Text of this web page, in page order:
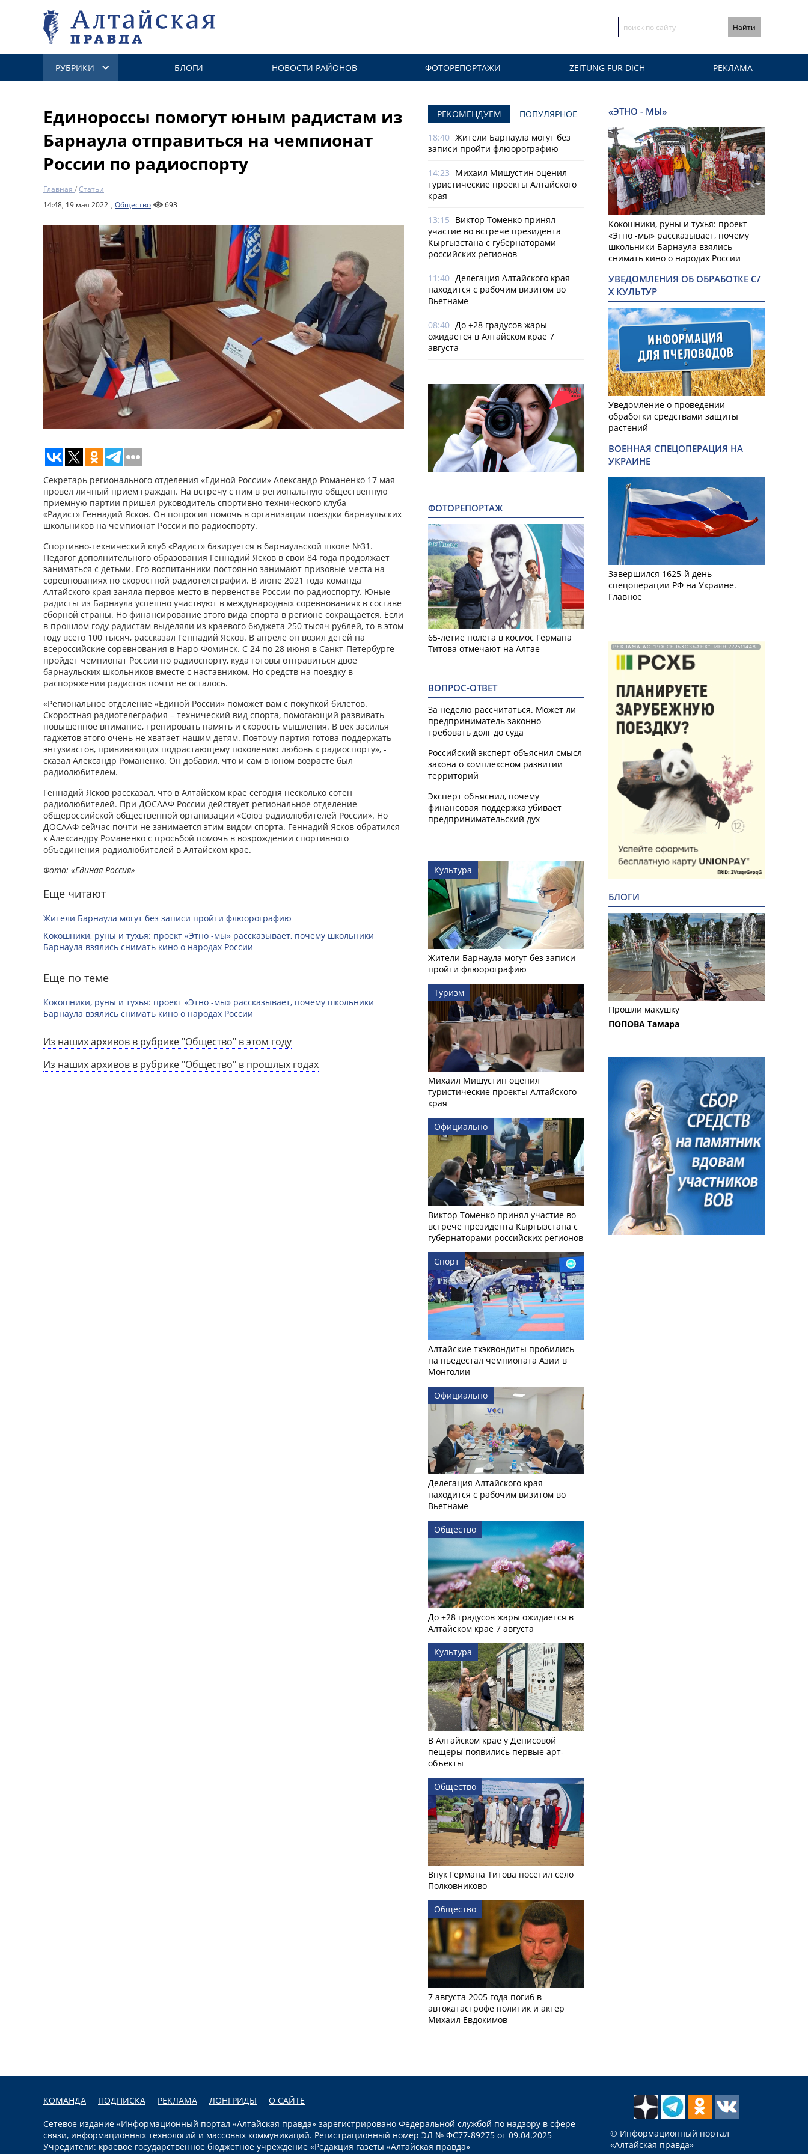
РУБРИКИ БЛОГИ НОВОСТИ РАЙОНОВ ФОТОРЕПОРТАЖИ ZEITUNG FÜR DICH РЕКЛАМА
Единороссы помогут юным радистам из
Барнаула отправиться на чемпионат
России по радиоспорту
Главная /Статьи
14:48, 19 мая 2022г, Общество 693
Секретарь регионального отделения «Единой России» Александр Романенко 17 мая
провел личный прием граждан. На встречу с ним в региональную общественную
приемную партии пришел руководитель спортивно-технического клуба
«Радист» Геннадий Ясков. Он попросил помочь в организации поездки барнаульских
школьников на чемпионат России по радиоспорту.
Спортивно-технический клуб «Радист» базируется в барнаульской школе №31.
Педагог дополнительного образования Геннадий Ясков в свои 84 года продолжает
заниматься с детьми. Его воспитанники постоянно занимают призовые места на
соревнованиях по скоростной радиотелеграфии. В июне 2021 года команда
Алтайского края заняла первое место в первенстве России по радиоспорту. Юные
радисты из Барнаула успешно участвуют в международных соревнованиях в составе
сборной страны. Но финансирование этого вида спорта в регионе сокращается. Если
в прошлом году радистам выделяли из краевого бюджета 250 тысяч рублей, то в этом
году всего 100 тысяч, рассказал Геннадий Ясков. В апреле он возил детей на
всероссийские соревнования в Наро-Фоминск. С 24 по 28 июня в Санкт-Петербурге
пройдет чемпионат России по радиоспорту, куда готовы отправиться двое
барнаульских школьников вместе с наставником. Но средств на поездку в
распоряжении радистов почти не осталось.
«Региональное отделение «Единой России» поможет вам с покупкой билетов.
Скоростная радиотелеграфия – технический вид спорта, помогающий развивать
повышенное внимание, тренировать память и скорость мышления. В век засилья
гаджетов этого очень не хватает нашим детям. Поэтому партия готова поддержать
энтузиастов, прививающих подрастающему поколению любовь к радиоспорту», -
сказал Александр Романенко. Он добавил, что и сам в юном возрасте был
радиолюбителем.
Геннадий Ясков рассказал, что в Алтайском крае сегодня несколько сотен
радиолюбителей. При ДОСААФ России действует региональное отделение
общероссийской общественной организации «Союз радиолюбителей России». Но
ДОСААФ сейчас почти не занимается этим видом спорта. Геннадий Ясков обратился
к Александру Романенко с просьбой помочь в возрождении спортивного
объединения радиолюбителей в Алтайском крае.
Фото: «Единая Россия»
Еще читают
Жители Барнаула могут без записи пройти флюорографию
Кокошники, руны и тухья: проект «Этно -мы» рассказывает, почему школьники
Барнаула взялись снимать кино о народах России
Еще по теме
Кокошники, руны и тухья: проект «Этно -мы» рассказывает, почему школьники
Барнаула взялись снимать кино о народах России
Из наших архивов в рубрике "Общество" в этом году
Из наших архивов в рубрике "Общество" в прошлых годах
РЕКОМЕНДУЕМ ПОПУЛЯРНОЕ
18:40 Жители Барнаула могут без
записи пройти флюорографию
14:23 Михаил Мишустин оценил
туристические проекты Алтайского
края
13:15 Виктор Томенко принял
участие во встрече президента
Кыргызстана с губернаторами
российских регионов
11:40 Делегация Алтайского края
находится с рабочим визитом во
Вьетнаме
08:40 До +28 градусов жары
ожидается в Алтайском крае 7
августа
ФОТОРЕПОРТАЖ
65-летие полета в космос Германа
Титова отмечают на Алтае
ВОПРОС-ОТВЕТ
За неделю рассчитаться. Может ли
предприниматель законно
требовать долг до суда
Российский эксперт объяснил смысл
закона о комплексном развитии
территорий
Эксперт объяснил, почему
финансовая поддержка убивает
предпринимательский дух
Культура
Жители Барнаула могут без записи
пройти флюорографию
Туризм
Михаил Мишустин оценил
туристические проекты Алтайского
края
Официально
Виктор Томенко принял участие во
встрече президента Кыргызстана с
губернаторами российских регионов
Спорт
Алтайские тхэквондиты пробились
на пьедестал чемпионата Азии в
Монголии
Официально
Делегация Алтайского края
находится с рабочим визитом во
Вьетнаме
Общество
До +28 градусов жары ожидается в
Алтайском крае 7 августа
Культура
В Алтайском крае у Денисовой
пещеры появились первые арт-
объекты
Общество
Внук Германа Титова посетил село
Полковниково
Общество
7 августа 2005 года погиб в
автокатастрофе политик и актер
Михаил Евдокимов
«ЭТНО - МЫ»
Кокошники, руны и тухья: проект
«Этно -мы» рассказывает, почему
школьники Барнаула взялись
снимать кино о народах России
УВЕДОМЛЕНИЯ ОБ ОБРАБОТКЕ С/
Х КУЛЬТУР
Уведомление о проведении
обработки средствами защиты
растений
ВОЕННАЯ СПЕЦОПЕРАЦИЯ НА
УКРАИНЕ
Завершился 1625-й день
спецоперации РФ на Украине.
Главное
РЕКЛАМА АО "РОССЕЛЬХОЗБАНК". ИНН 772511448.
БЛОГИ
Прошли макушку
ПОПОВА Тамара
КОМАНДА ПОДПИСКА РЕКЛАМА ЛОНГРИДЫ О САЙТЕ
Сетевое издание «Информационный портал «Алтайская правда» зарегистрировано Федеральной службой по надзору в сфере
связи, информационных технологий и массовых коммуникаций. Регистрационный номер ЭЛ № ФС77-89275 от 09.04.2025
Учредители: краевое государственное бюджетное учреждение «Редакция газеты «Алтайская правда»
© Информационный портал
«Алтайская правда»